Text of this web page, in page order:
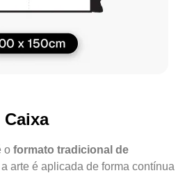
o formato tradicional de
arte é aplicada de forma contínua